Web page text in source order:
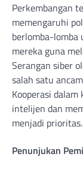
Perkembangan
memengaruhi
berlomba-lomba
mereka guna
Serangan siber
salah satu
Kooperasi
intelijen dan
menjadi prioritas.
Penunjukan